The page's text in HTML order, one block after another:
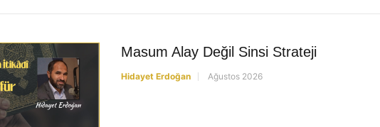
Masum Alay Değil Sinsi Strateji
Hidayet Erdoğan Ağustos 2026